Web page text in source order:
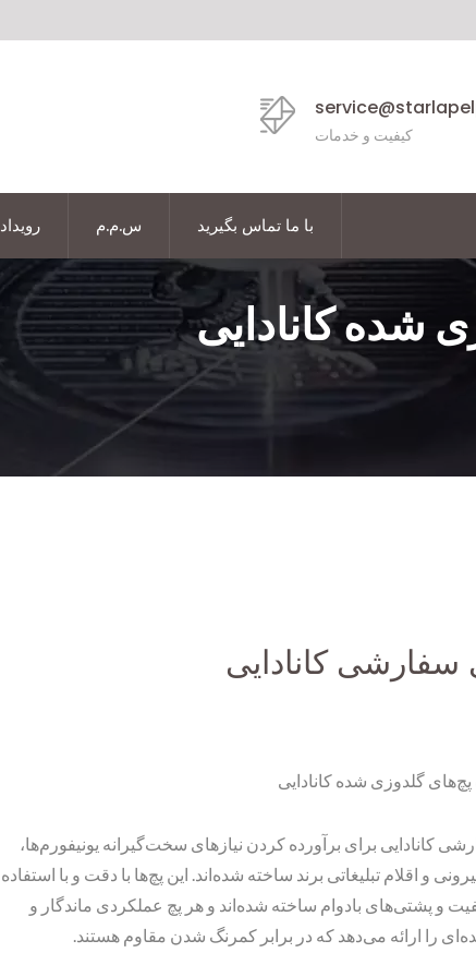
کیفیت و خدمات
رویداد س.م.م با ما تماس بگیرید
شده کانادایی
سفارشی کانادایی
پچ‌های گلدوزی شده کانادایی
کانادایی برای برآورده کردن نیازهای سخت‌گیرانه یونیفورم‌ها،
و اقلام تبلیغاتی برند ساخته شده‌اند. این پچ‌ها با دقت و با
و پشتی‌های بادوام ساخته شده‌اند و هر پچ عملکردی ماندگار و
را ارائه می‌دهد که در برابر کمرنگ شدن مقاوم هستند.